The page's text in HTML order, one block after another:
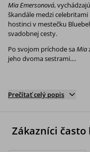
Mia Emersonová,
škandále medzi
hostinci v mestečku
svadobnej cesty.
Po svojom príchode saMia
jeho dvoma sestrami....
Prečítať celý popis
Zákazníci